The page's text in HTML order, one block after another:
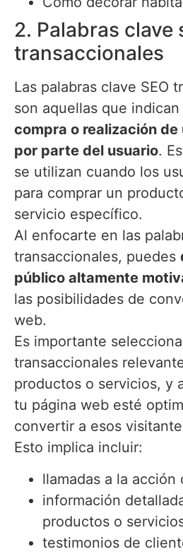
2. Palabras clave
transaccionales
Las palabras clave SEO
son aquellas que indican
compra o realización
por parte del usuario.
se utilizan cuando los
para comprar un
servicio específico.
Al enfocarte en las
transaccionales, puedes
público altamente
las posibilidades de
web.
Es importante
transaccionales
productos o servicios, y
tu página web esté
convertir a esos
Esto implica incluir:
llamadas a la acción
información
productos o
testimonios de